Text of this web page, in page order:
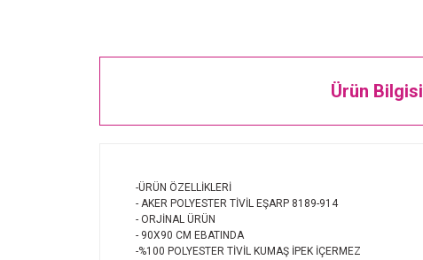
Ürün Bilgisi
-ÜRÜN ÖZELLİKLERİ
- AKER POLYESTER TİVİL EŞARP 8189-914
- ORJİNAL ÜRÜN
- 90X90 CM EBATINDA
-%100 POLYESTER TİVİL KUMAŞ İPEK İÇERMEZ